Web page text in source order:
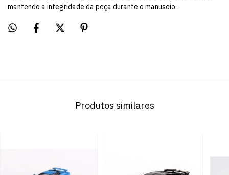
mantendo a integridade da peça durante o manuseio.
Produtos similares